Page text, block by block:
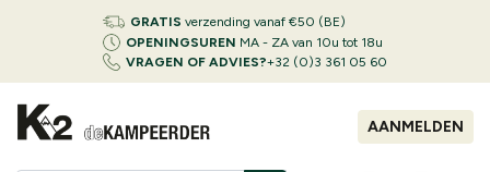
GRATIS verzending vanaf €50 (BE)
OPENINGSUREN MA - ZA van 10u tot 18u
VRAGEN OF ADVIES?+32 (0)3 361 05 60
AANMELDEN